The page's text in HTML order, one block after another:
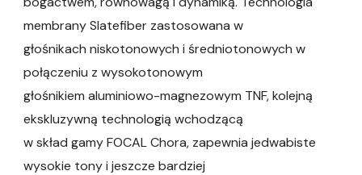
membrany Slatefiber zastosowana w
głośnikach niskotonowych i średniotonowych w
połączeniu z wysokotonowym
głośnikiem aluminiowo-magnezowym TNF, kolejną
ekskluzywną technologią wchodzącą
w skład gamy FOCAL Chora, zapewnia jedwabiste
wysokie tony i jeszcze bardziej